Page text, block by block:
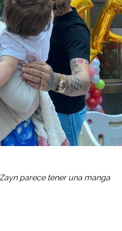
parece tener una manga